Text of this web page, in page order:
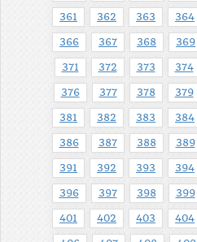
361 362 363 364
366 367 368 369
371 372 373 374
376 377 378 379
381 382 383 384
386 387 388 389
391 392 393 394
396 397 398 399
401 402 403 404